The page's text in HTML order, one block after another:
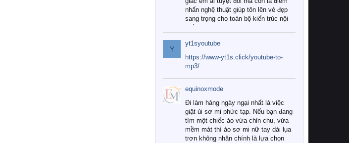
nhấn nghệ thuật giúp tôn lên vẻ đẹp
sang trọng cho toàn bộ kiến trúc nội
Tuy nhiên, giữa thị trường đa dạng
với vô vàn thương hiệu và mẫu mã
như hiện nay, làm thế nào để chọn
được những bộ chăn ga gối đệm cao
cấp thực sự chất lượng, phù hợp với
khí hậu và nhu cầu sử dụng của gia
đình? Hãy cùng chúng tôi đi tìm lời
giải đáp chi tiết qua bài viết dưới đây.
1. Tại sao các gia đình hiện đại lại ưa
chuộng chăn ga gối đệm cao cấp?
Y
yt1syoutube
https://www-yt1s.click/youtube-to-
mp3/
equinoxmode
Đi làm hàng ngày ngại nhất là việc
giặt ủi sơ mi phức tạp. Nếu bạn đang
tìm một chiếc áo vừa chỉn chu, vừa
mềm mát thì áo sơ mi nữ tay dài lụa
trơn không nhăn chính là lựa chọn